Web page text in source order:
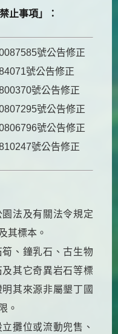
止事項」：
號公告修正
號公告修正
號公告修正
號公告修正
號公告修正
號公告修正
法及有關法令規定
其標本。
、鐘乳石、古生物
其它奇異岩石等標
其來源非屬墾丁國
。
攤位或流動兜售、